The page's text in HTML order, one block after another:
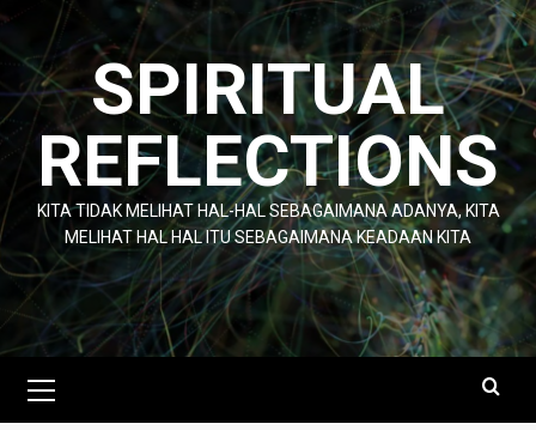
Skip
content
SPIRITUAL
REFLECTIONS
KITA TIDAK MELIHAT HAL-HAL SEBAGAIMANA ADANYA, KITA
MELIHAT HAL HAL ITU SEBAGAIMANA KEADAAN KITA
Menu